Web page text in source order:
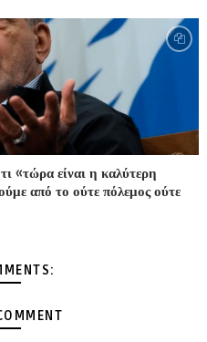
«τώρα είναι η καλύτερη
από το ούτε πόλεμος ούτε